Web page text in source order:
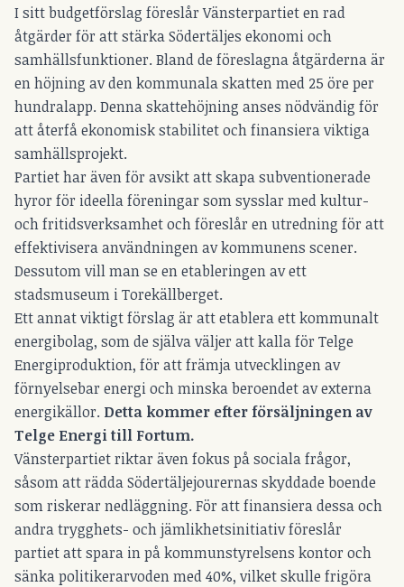
I sitt budgetförslag föreslår Vänsterpartiet en rad
åtgärder för att stärka Södertäljes ekonomi och
samhällsfunktioner. Bland de föreslagna åtgärderna är
en höjning av den kommunala skatten med 25 öre per
hundralapp. Denna skattehöjning anses nödvändig för
att återfå ekonomisk stabilitet och finansiera viktiga
samhällsprojekt.
Partiet har även för avsikt att skapa subventionerade
hyror för ideella föreningar som sysslar med kultur-
och fritidsverksamhet och föreslår en utredning för att
effektivisera användningen av kommunens scener.
Dessutom vill man se en etableringen av ett
stadsmuseum i Torekällberget.
Ett annat viktigt förslag är att etablera ett kommunalt
energibolag, som de själva väljer att kalla för Telge
Energiproduktion, för att främja utvecklingen av
förnyelsebar energi och minska beroendet av externa
energikällor. Detta kommer efter försäljningen av
Telge Energi till Fortum.
Vänsterpartiet riktar även fokus på sociala frågor,
såsom att rädda Södertäljejourernas skyddade boende
som riskerar nedläggning. För att finansiera dessa och
andra trygghets- och jämlikhetsinitiativ föreslår
partiet att spara in på kommunstyrelsens kontor och
sänka politikerarvoden med 40%, vilket skulle frigöra